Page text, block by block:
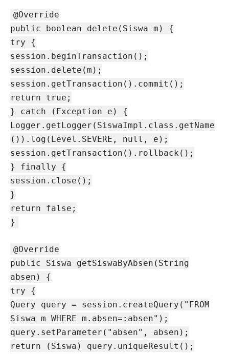
@Override
public boolean delete(Siswa m) {
try {
session.beginTransaction();
session.delete(m);
session.getTransaction().commit();
return true;
} catch (Exception e) {
Logger.getLogger(SiswaImpl.class.getName
()).log(Level.SEVERE, null, e);
session.getTransaction().rollback();
} finally {
session.close();
}
return false;
}
@Override
public Siswa getSiswaByAbsen(String
absen) {
try {
Query query = session.createQuery("FROM
Siswa m WHERE m.absen=:absen");
query.setParameter("absen", absen);
return (Siswa) query.uniqueResult();